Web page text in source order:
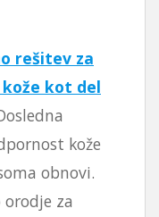
rešitev za
kot del
kože
obnovi.
za